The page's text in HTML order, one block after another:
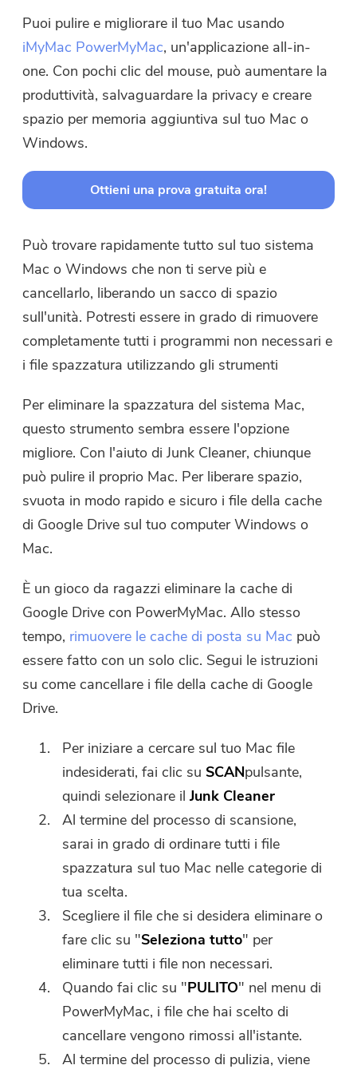
Puoi pulire e migliorare il tuo Mac usando
iMyMac PowerMyMac, un'applicazione all-in-
one. Con pochi clic del mouse, può aumentare la
produttività, salvaguardare la privacy e creare
spazio per memoria aggiuntiva sul tuo Mac o
Windows.
Ottieni una prova gratuita ora!
Può trovare rapidamente tutto sul tuo sistema
Mac o Windows che non ti serve più e
cancellarlo, liberando un sacco di spazio
sull'unità. Potresti essere in grado di rimuovere
completamente tutti i programmi non necessari e
i file spazzatura utilizzando gli strumenti
Per eliminare la spazzatura del sistema Mac,
questo strumento sembra essere l'opzione
migliore. Con l'aiuto di Junk Cleaner, chiunque
può pulire il proprio Mac. Per liberare spazio,
svuota in modo rapido e sicuro i file della cache
di Google Drive sul tuo computer Windows o
Mac.
È un gioco da ragazzi eliminare la cache di
Google Drive con PowerMyMac. Allo stesso
tempo, rimuovere le cache di posta su Mac può
essere fatto con un solo clic. Segui le istruzioni
su come cancellare i file della cache di Google
Drive.
Per iniziare a cercare sul tuo Mac file
indesiderati, fai clic su SCANpulsante,
quindi selezionare ilJunk Cleaner
Al termine del processo di scansione,
sarai in grado di ordinare tutti i file
spazzatura sul tuo Mac nelle categorie di
tua scelta.
Scegliere il file che si desidera eliminare o
fare clic su "Seleziona tutto" per
eliminare tutti i file non necessari.
Quando fai clic su "PULITO" nel menu di
PowerMyMac, i file che hai scelto di
cancellare vengono rimossi all'istante.
Al termine del processo di pulizia, viene
Invia
Grazie per il tuo abbonamento!
Grazie per il tuo abbonamento!
coupon sono stati inviati alla tua
emailuser@email.com. Puoi anche
cliccare sul pulsante per acquistare
Acquista
Ora